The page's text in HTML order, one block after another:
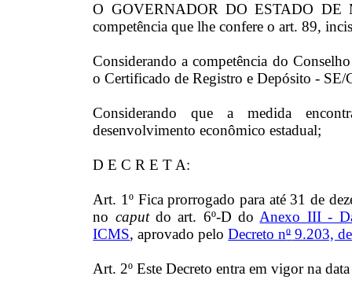
O GOVERNADOR DO ESTADO DE
competência que lhe confere o art. 89,
Considerando a competência do
o Certificado de Registro e Depósito -
Considerando que a medida
desenvolvimento econômico estadual;
D E C R E T A:
Art. 1º Fica prorrogado para até 31 de
no caputdo art. 6º-D doAnexo III -
ICMS, aprovado peloDecreto nº9.203,
Art. 2º Este Decreto entra em vigor na